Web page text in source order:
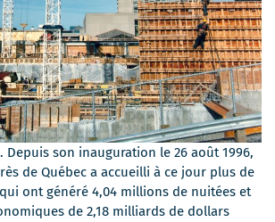
Depuis son inauguration le 26 août 1996,
de Québec a accueilli à ce jour plus de
ont généré 4,04 millions de nuitées et
de 2,18 milliards de dollars